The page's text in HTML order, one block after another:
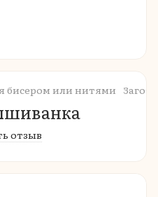
бисером или нитями
отзыв